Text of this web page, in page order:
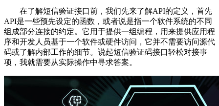
在了解短信验证接口前，我们先来了解API的定义，首先
API是一些预先设定的函数，或者说是指一个软件系统的不同
组成部分连接的约定。它用于提供一组编程，用来提供应用程
序和开发人员基于一个软件或硬件访问，它并不需要访问源代
码或了解内部工作的细节。说起短信验证码接口轻松对接事
项，我就需要从实际操作中寻求答案。